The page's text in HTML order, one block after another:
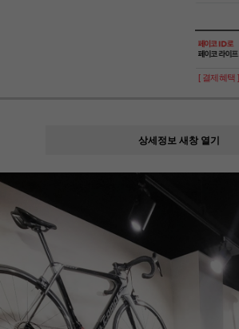
[ 결제혜택 ]
상세정보 새창 열기